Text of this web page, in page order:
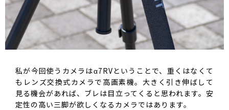
私が今回使うカメラはα7RVということで、重くはなくて
もレンズ交換式カメラで高画素機。大きく引き伸ばして
見る機会があれば、ブレは目立ってくると思われます。安
定性の高い三脚が欲しくなるカメラではあります。